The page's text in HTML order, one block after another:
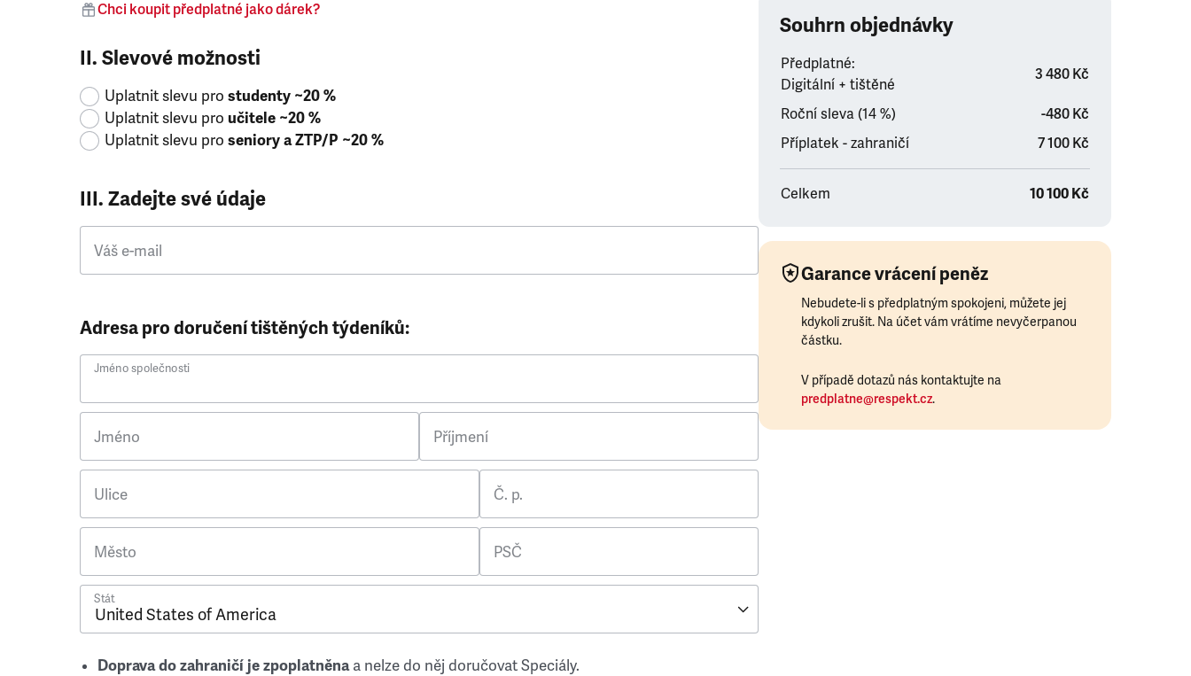
Chci koupit předplatné jako dárek?
II. Slevové možnosti
Uplatnit slevu pro studenty ~20 %
Uplatnit slevu pro učitele ~20 %
Uplatnit slevu pro seniory a ZTP/P ~20 %
III. Zadejte své údaje
Váš e-mail
Adresa pro doručení tištěných týdeníků:
Jméno společnosti
Jméno Příjmení
Ulice Č. p.
Město PSČ
Stát
Doprava do zahraničí je zpoplatněnaa nelze do něj doručovat Speciály.
Souhrn objednávky
Předplatné:
Digitální + tištěné
3 480 Kč
Roční sleva (14 %)
-480 Kč
Příplatek - zahraničí
7 100 Kč
Celkem 10 100 Kč
Garance vrácení peněz
Nebudete-li s předplatným spokojeni, můžete jej
kdykoli zrušit. Na účet vám vrátíme nevyčerpanou
částku.
V případě dotazů nás kontaktujte na
predplatne@respekt.cz.